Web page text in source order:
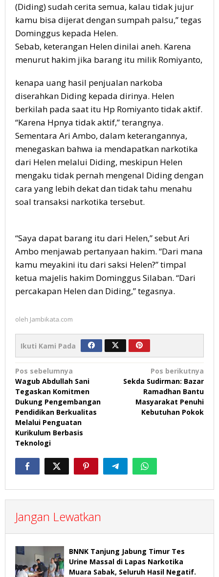
(Diding) sudah cerita semua, kalau tidak jujur
kamu bisa dijerat dengan sumpah palsu,” tegas
Dominggus kepada Helen.
Sebab, keterangan Helen dinilai aneh. Karena
menurut hakim jika barang itu milik Romiyanto,
kenapa uang hasil penjualan narkoba
diserahkan Diding kepada dirinya. Helen
berkilah pada saat itu Hp Romiyanto tidak aktif.
“Karena Hpnya tidak aktif,” terangnya.
Sementara Ari Ambo, dalam keterangannya,
menegaskan bahwa ia mendapatkan narkotika
dari Helen melalui Diding, meskipun Helen
mengaku tidak pernah mengenal Diding dengan
cara yang lebih dekat dan tidak tahu menahu
soal transaksi narkotika tersebut.
“Saya dapat barang itu dari Helen,” sebut Ari
Ambo menjawab pertanyaan hakim. “Dari mana
kamu meyakini itu dari saksi Helen?” timpal
ketua majelis hakim Dominggus Silaban. “Dari
percakapan Helen dan Diding,” tegasnya.
oleh Jambikata.com
Ikuti Kami Pada
Navigasi
pos
Pos sebelumnya
Wagub Abdullah Sani
Tegaskan Komitmen
Dukung Pengembangan
Pendidikan Berkualitas
Melalui Penguatan
Kurikulum Berbasis
Teknologi
Pos berikutnya
Sekda Sudirman: Bazar
Ramadhan Bantu
Masyarakat Penuhi
Kebutuhan Pokok
Jangan Lewatkan
BNNK Tanjung Jabung Timur Tes
Urine Massal di Lapas Narkotika
Muara Sabak, Seluruh Hasil Negatif.